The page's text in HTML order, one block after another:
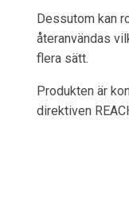
Dessutom kan
återanvändas
flera sätt.
Produkten är
direktiven